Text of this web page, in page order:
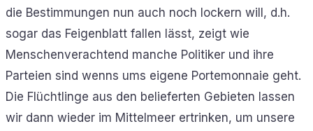
die Bestimmungen nun auch noch lockern will, d.h.
sogar das Feigenblatt fallen lässt, zeigt wie
Menschenverachtend manche Politiker und ihre
Parteien sind wenns ums eigene Portemonnaie geht.
Die Flüchtlinge aus den belieferten Gebieten lassen
wir dann wieder im Mittelmeer ertrinken, um unsere